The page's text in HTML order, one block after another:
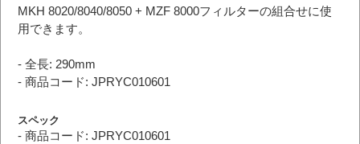
MKH 8020/8040/8050 + MZF 8000フィルターの組合せに使
用できます。
- 全長: 290mm
- 商品コード: JPRYC010601
スペック
- 商品コード: JPRYC010601